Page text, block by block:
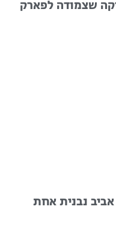
שצמודה לפארק
מתל אביב נבנית אחת